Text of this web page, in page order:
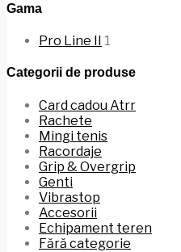
Gama
Pro Line II 1
Categorii de produse
Card cadou Atrr
Rachete
Mingi tenis
Racordaje
Grip & Overgrip
Genti
Vibrastop
Accesorii
Echipament teren
Fără categorie